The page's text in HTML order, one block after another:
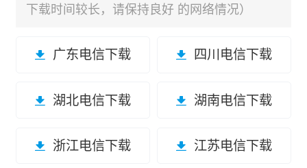
下载时间较长，请保持良好 的网络情况）
广东电信下载 四川电信下载
湖北电信下载 湖南电信下载
浙江电信下载 江苏电信下载